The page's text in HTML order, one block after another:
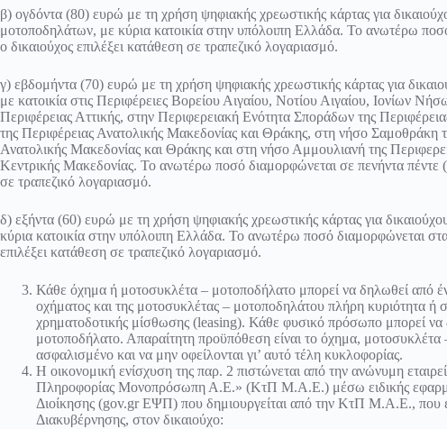
β) ογδόντα (80) ευρώ με τη χρήση ψηφιακής χρεωστικής κάρτας για
μοτοποδηλάτων, με κύρια κατοικία στην υπόλοιπη Ελλάδα. Το ανωτέρω
ο δικαιούχος επιλέξει κατάθεση σε τραπεζικό λογαριασμό.
γ) εβδομήντα (70) ευρώ με τη χρήση ψηφιακής χρεωστικής κάρτας για
με κατοικία στις Περιφέρειες Βορείου Αιγαίου, Νοτίου Αιγαίου, Ιονίων
Περιφέρειας Αττικής, στην Περιφερειακή Ενότητα Σποράδων της
της Περιφέρειας Ανατολικής Μακεδονίας και Θράκης, στη νήσο Σαμοθράκη
Ανατολικής Μακεδονίας και Θράκης και στη νήσο Αμμουλιανή της
Κεντρικής Μακεδονίας. Το ανωτέρω ποσό διαμορφώνεται σε πενήντα πέντε
σε τραπεζικό λογαριασμό.
δ) εξήντα (60) ευρώ με τη χρήση ψηφιακής χρεωστικής κάρτας για
κύρια κατοικία στην υπόλοιπη Ελλάδα. Το ανωτέρω ποσό διαμορφώνεται
επιλέξει κατάθεση σε τραπεζικό λογαριασμό.
Κάθε όχημα ή μοτοσυκλέτα – μοτοποδήλατο μπορεί να δηλωθεί από
οχήματος και της μοτοσυκλέτας – μοτοποδηλάτου πλήρη κυριότητα ή
χρηματοδοτικής μίσθωσης (leasing). Κάθε φυσικό πρόσωπο μπορεί
μοτοποδήλατο. Απαραίτητη προϋπόθεση είναι το όχημα, μοτοσυκλέτα
ασφαλισμένο και να μην οφείλονται γι’ αυτό τέλη κυκλοφορίας.
Η οικονομική ενίσχυση της παρ. 2 πιστώνεται από την ανώνυμη
Πληροφορίας Μονοπρόσωπη Α.Ε.» (ΚτΠ Μ.Α.Ε.) μέσω ειδικής
Διοίκησης (gov.gr ΕΨΠ) που δημιουργείται από την ΚτΠ Μ.Α.Ε., που
Διακυβέρνησης, στον δικαιούχο: